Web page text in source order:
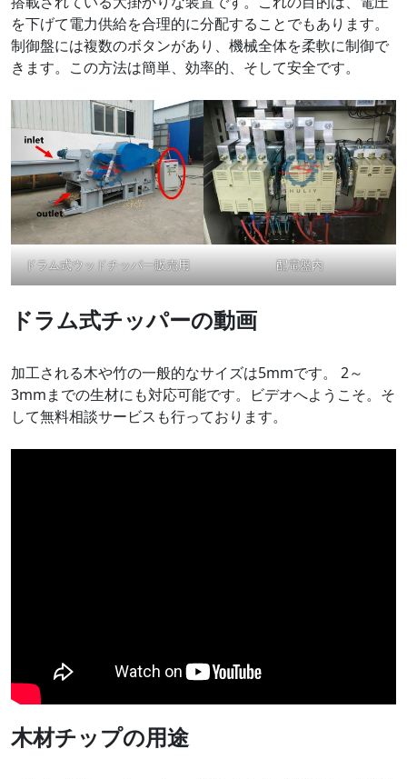
を下げて電力供給を合理的に分配することでもあります。
制御盤には複数のボタンがあり、機械全体を柔軟に制御で
きます。この方法は簡単、効率的、そして安全です。
ドラム式ウッドチッパー販売用 配電盤内
ドラム式チッパーの動画
加工される木や竹の一般的なサイズは5mmです。 2～
3mmまでの生材にも対応可能です。ビデオへようこそ。そ
して無料相談サービスも行っております。
木材チップの用途